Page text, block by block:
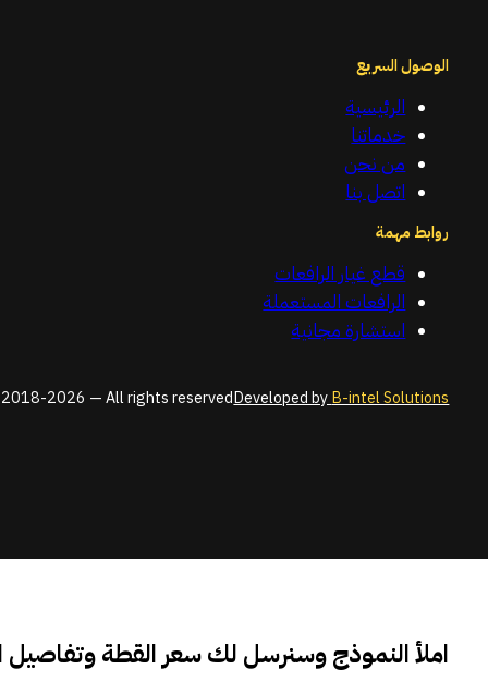
الوصول السريع
الرئيسية
خدماتنا
من نحن
اتصل بنا
روابط مهمة
قطع غيار الرافعات
الرافعات المستعملة
استشارة مجانية
2026 — All rights reservedDeveloped byB-intel Solutions
املأ النموذج وسنرسل لك سعر القطة